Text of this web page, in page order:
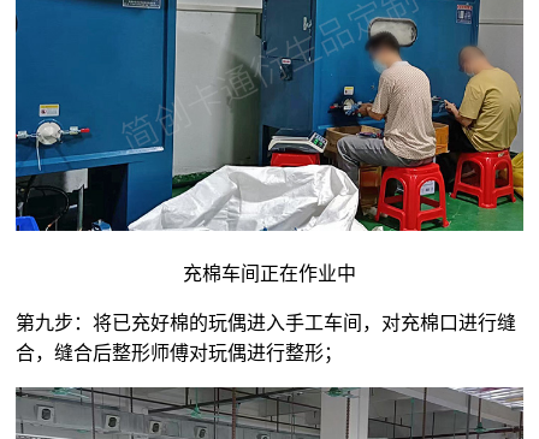
充棉车间正在作业中
第九步：将已充好棉的玩偶进入手工车间，对充棉口进行缝
合，缝合后整形师傅对玩偶进行整形；